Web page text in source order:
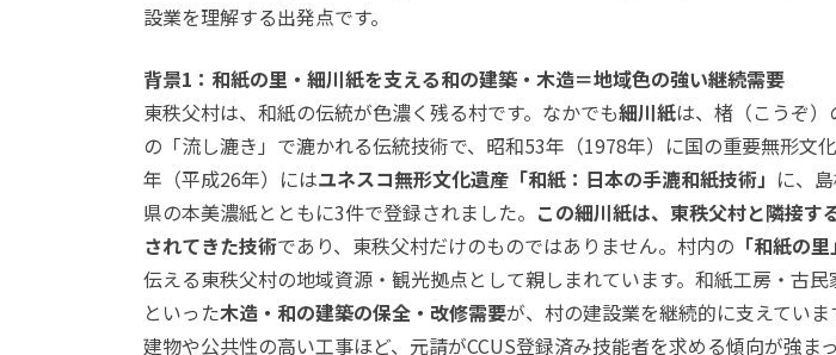
設業を理解する出発点です。
背景1：和紙の里・細川紙を支える和の建築・木造＝地域色の強い継続需要
東秩父村は、和紙の伝統が色濃く残る村です。なかでも細川紙は、楮（こうぞ
の「流し漉き」で漉かれる伝統技術で、 昭和53年（1978年）に国の重要無形文
年（平成26年）にはユネスコ無形文化遺産「和紙：日本の手漉和紙技術」 に、
県の本美濃紙とともに3件で登録されました。 この細川紙は、東秩父村と隣接す
されてきた技術であり、東秩父村だけのものではありません。村内の 「和紙の里」
伝える東秩父村の地域資源・観光拠点として親しまれています。和紙工房・古
といった木造・和の建築の保全・改修需要が、村の建設業を継続的に支えてい
建物や公共性の高い工事ほど、元請がCCUS登録済み技能者を求める傾向が強ま